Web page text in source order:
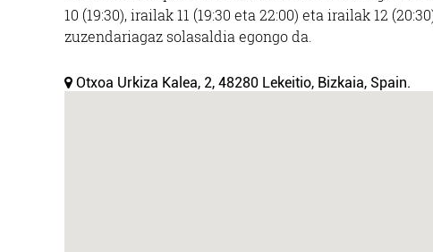
10 (19:30), irailak 11 (19:30 eta 22:00) eta irailak 12
zuzendariagaz solasaldia egongo da.
Otxoa Urkiza Kalea, 2, 48280 Lekeitio, Bizkaia, Spain.